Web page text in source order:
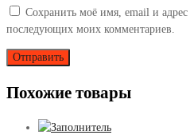
Сохранить моё имя, email и адрес
последующих моих комментариев.
Похожие товары